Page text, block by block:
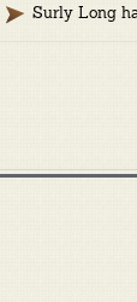
Surly Long